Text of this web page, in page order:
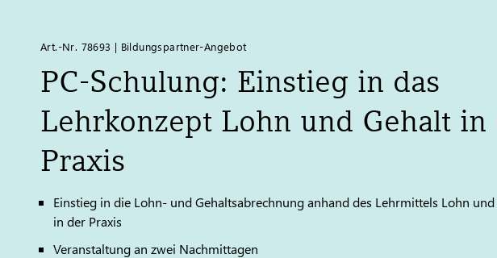
Art.-Nr. 78693 | Bildungspartner-Angebot
PC-Schulung: Einstieg in das
Lehrkonzept Lohn und Gehalt in
Praxis
Einstieg in die Lohn- und Gehaltsabrechnung anhand des Lehrmittels Lohn
in der Praxis
Veranstaltung an zwei Nachmittagen